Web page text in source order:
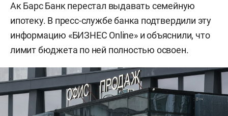
Ак Барс Банк перестал выдавать семейную
ипотеку. В пресс-службе банка подтвердили эту
информацию «БИЗНЕС Online» и объяснили, что
лимит бюджета по ней полностью освоен.